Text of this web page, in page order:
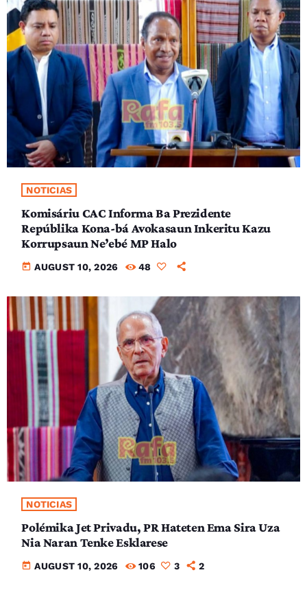
NOTICIAS
Komisáriu CAC Informa Ba Prezidente
Repúblika Kona-bá Avokasaun Inkeritu Kazu
Korrupsaun Ne’ebé MP Halo
today AUGUST 10, 2026 48
NOTICIAS
Polémika Jet Privadu, PR Hateten Ema Sira Uza
Nia Naran Tenke Esklarese
today AUGUST 10, 2026 106 3 2